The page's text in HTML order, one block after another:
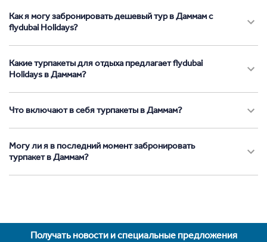
Как я могу забронировать дешевый тур в Даммам с
flydubai Holidays?
Какие турпакеты для отдыха предлагает flydubai
Holidays в Даммам?
Что включают в себя турпакеты в Даммам?
Могу ли я в последний момент забронировать
турпакет в Даммам?
Получать новости и специальные предложения